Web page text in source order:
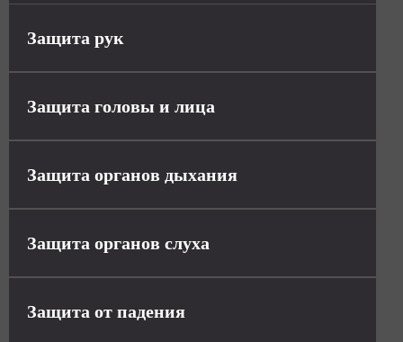
Защита рук
Защита головы и лица
Защита органов дыхания
Защита органов слуха
Защита от падения